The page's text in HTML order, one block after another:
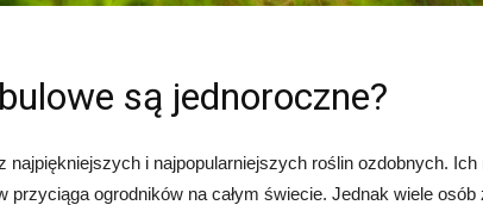
są jednoroczne?
najpiękniejszych i najpopularniejszych roślin ozdobnych. Ich
przyciąga ogrodników na całym świecie. Jednak wiele osób